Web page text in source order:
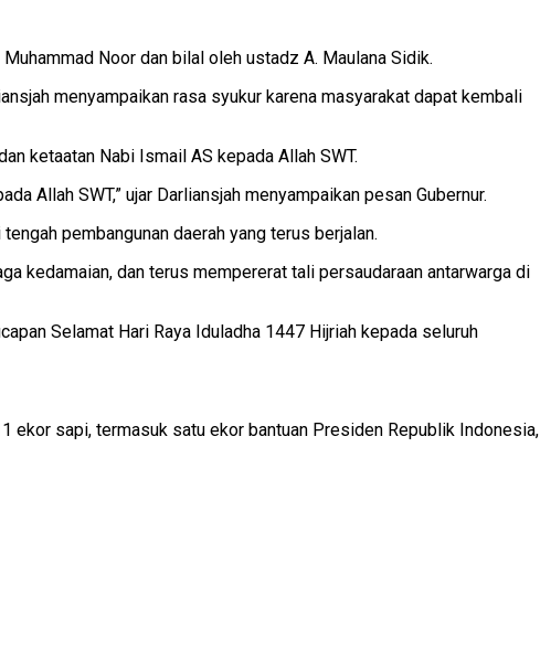
Noor dan bilal oleh ustadz A. Maulana Sidik.
menyampaikan rasa syukur karena masyarakat dapat kembali
ketaatan Nabi Ismail AS kepada Allah SWT.
Allah SWT,” ujar Darliansjah menyampaikan pesan Gubernur.
pembangunan daerah yang terus berjalan.
kedamaian, dan terus mempererat tali persaudaraan antarwarga di
Selamat Hari Raya Iduladha 1447 Hijriah kepada seluruh
ekor sapi, termasuk satu ekor bantuan Presiden Republik Indonesia,